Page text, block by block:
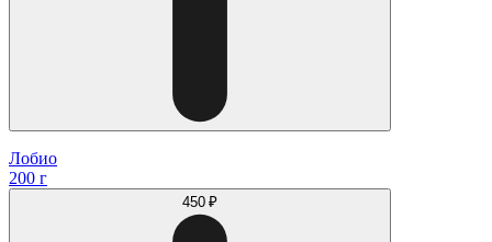
Лобио
200 г
450 ₽